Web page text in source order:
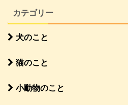
カテゴリー
犬のこと
猫のこと
小動物のこと